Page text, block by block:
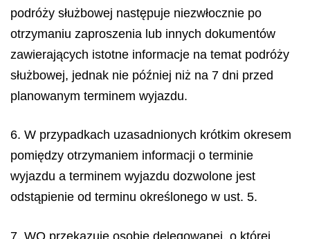
podróży służbowej następuje niezwłocznie po
otrzymaniu zaproszenia lub innych dokumentów
zawierających istotne informacje na temat podróży
służbowej, jednak nie później niż na 7 dni przed
planowanym terminem wyjazdu.
6. W przypadkach uzasadnionych krótkim okresem
pomiędzy otrzymaniem informacji o terminie
wyjazdu a terminem wyjazdu dozwolone jest
odstąpienie od terminu określonego w ust. 5.
7. WO przekazuje osobie delegowanej, o której